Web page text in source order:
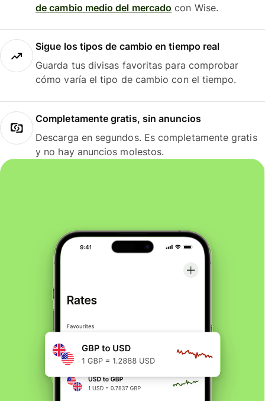
de cambio medio del mercado con Wise.
Sigue los tipos de cambio en tiempo real
Guarda tus divisas favoritas para comprobar
cómo varía el tipo de cambio con el tiempo.
Completamente gratis, sin anuncios
Descarga en segundos. Es completamente gratis
y no hay anuncios molestos.